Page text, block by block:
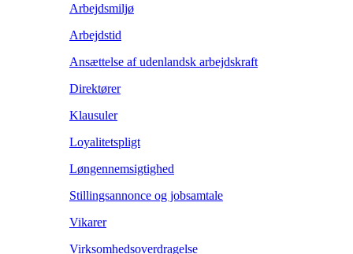
Arbejdsmiljø
Arbejdstid
Ansættelse af udenlandsk arbejdskraft
Direktører
Klausuler
Loyalitetspligt
Løngennemsigtighed
Stillingsannonce og jobsamtale
Vikarer
Virksomhedsoverdragelse